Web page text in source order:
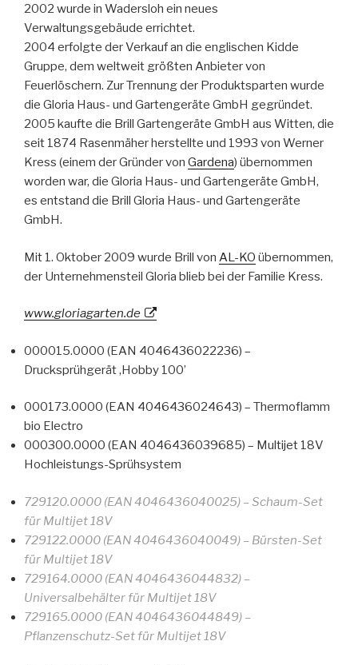
2002 wurde in Wadersloh ein neues
Verwaltungsgebäude errichtet.
2004 erfolgte der Verkauf an die englischen Kidde
Gruppe, dem weltweit größten Anbieter von
Feuerlöschern. Zur Trennung der Produktsparten wurde
die Gloria Haus- und Gartengeräte GmbH gegründet.
2005 kaufte die Brill Gartengeräte GmbH aus Witten, die
seit 1874 Rasenmäher herstellte und 1993 von Werner
Kress (einem der Gründer von Gardena) übernommen
worden war, die Gloria Haus- und Gartengeräte GmbH,
es entstand die Brill Gloria Haus- und Gartengeräte
GmbH.
Mit 1. Oktober 2009 wurde Brill von AL-KO übernommen,
der Unternehmensteil Gloria blieb bei der Familie Kress.
www.gloriagarten.de
000015.0000 (EAN 4046436022236) –
Drucksprühgerät ‚Hobby 100’
000173.0000 (EAN 4046436024643) – Thermoflamm
bio Electro
000300.0000 (EAN 4046436039685) – Multijet 18V
Hochleistungs-Sprühsystem
729120.0000 (EAN 4046436040025) – Schaum-Set
für Multijet 18V
729122.0000 (EAN 4046436040049) – Bürsten-Set
für Multijet 18V
729164.0000 (EAN 4046436044832) –
Universalbehälter für Multijet 18V
729165.0000 (EAN 4046436044849) –
Pflanzenschutz-Set für Multijet 18V